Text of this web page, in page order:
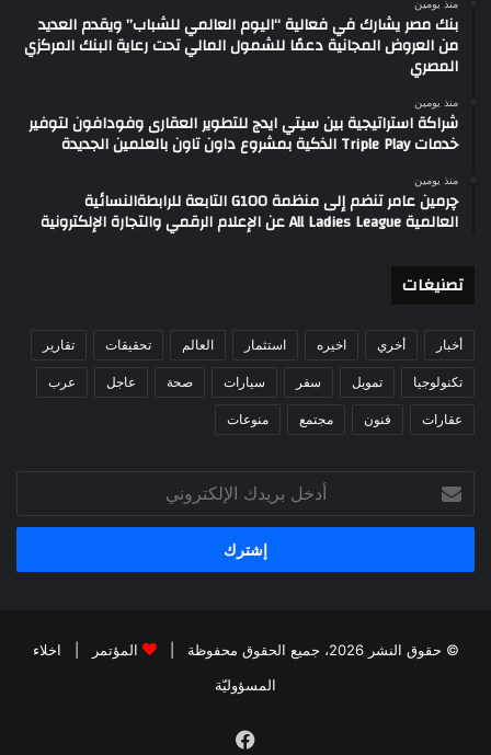
منذ يومين
بنك مصر يشارك في فعالية “اليوم العالمي للشباب” ويقدم العديد
من العروض المجانية دعمًا للشمول المالي تحت رعاية البنك المركزي
المصري
منذ يومين
شراكة استراتيجية بين سيتي ايدج للتطوير العقارى وفودافون لتوفير
خدمات Triple Play الذكية بمشروع داون تاون بالعلمين الجديدة
منذ يومين
چرمين عامر تنضم إلى منظمة G100 التابعة للرابطةالنسائية
العالمية All Ladies League عن الإعلام الرقمي والتجارة الإلكترونية
تصنيغات
أخبار أخري اخيره استثمار العالم تحقيقات تقارير
تكنولوجيا تمويل سفر سيارات صحة عاجل عرب
عقارات فنون مجتمع منوعات
بريدك
الإلكتروني
© حقوق النشر 2026، جميع الحقوق محفوظة | المؤتمر
اخلاء
المسؤوليّة
فيسبوك